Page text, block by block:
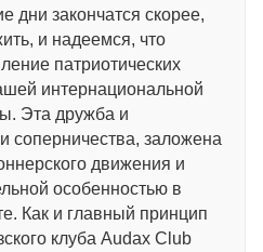
дни закончатся скорее,
и надеемся, что
патриотических
интернациональной
Эта дружба и
соперничества, заложена
движения и
особенностью в
Как и главный принцип
клуба Audax Club